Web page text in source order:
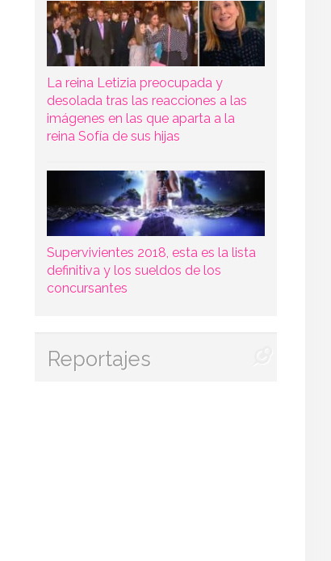
La reina Letizia preocupada y
desolada tras las reacciones a las
imágenes en las que aparta a la
reina Sofía de sus hijas
Supervivientes 2018, esta es la lista
definitiva y los sueldos de los
concursantes
Reportajes